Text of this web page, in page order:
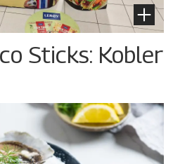
Sticks: Kobler